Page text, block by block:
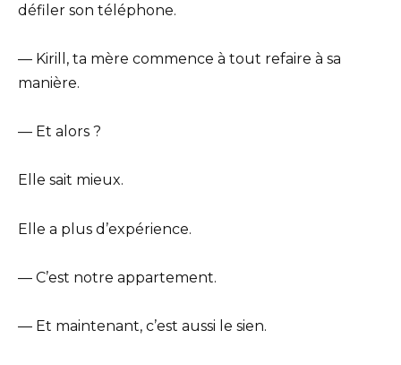
défiler son téléphone.
— Kirill, ta mère commence à tout refaire à sa
manière.
— Et alors ?
Elle sait mieux.
Elle a plus d’expérience.
— C’est notre appartement.
— Et maintenant, c’est aussi le sien.